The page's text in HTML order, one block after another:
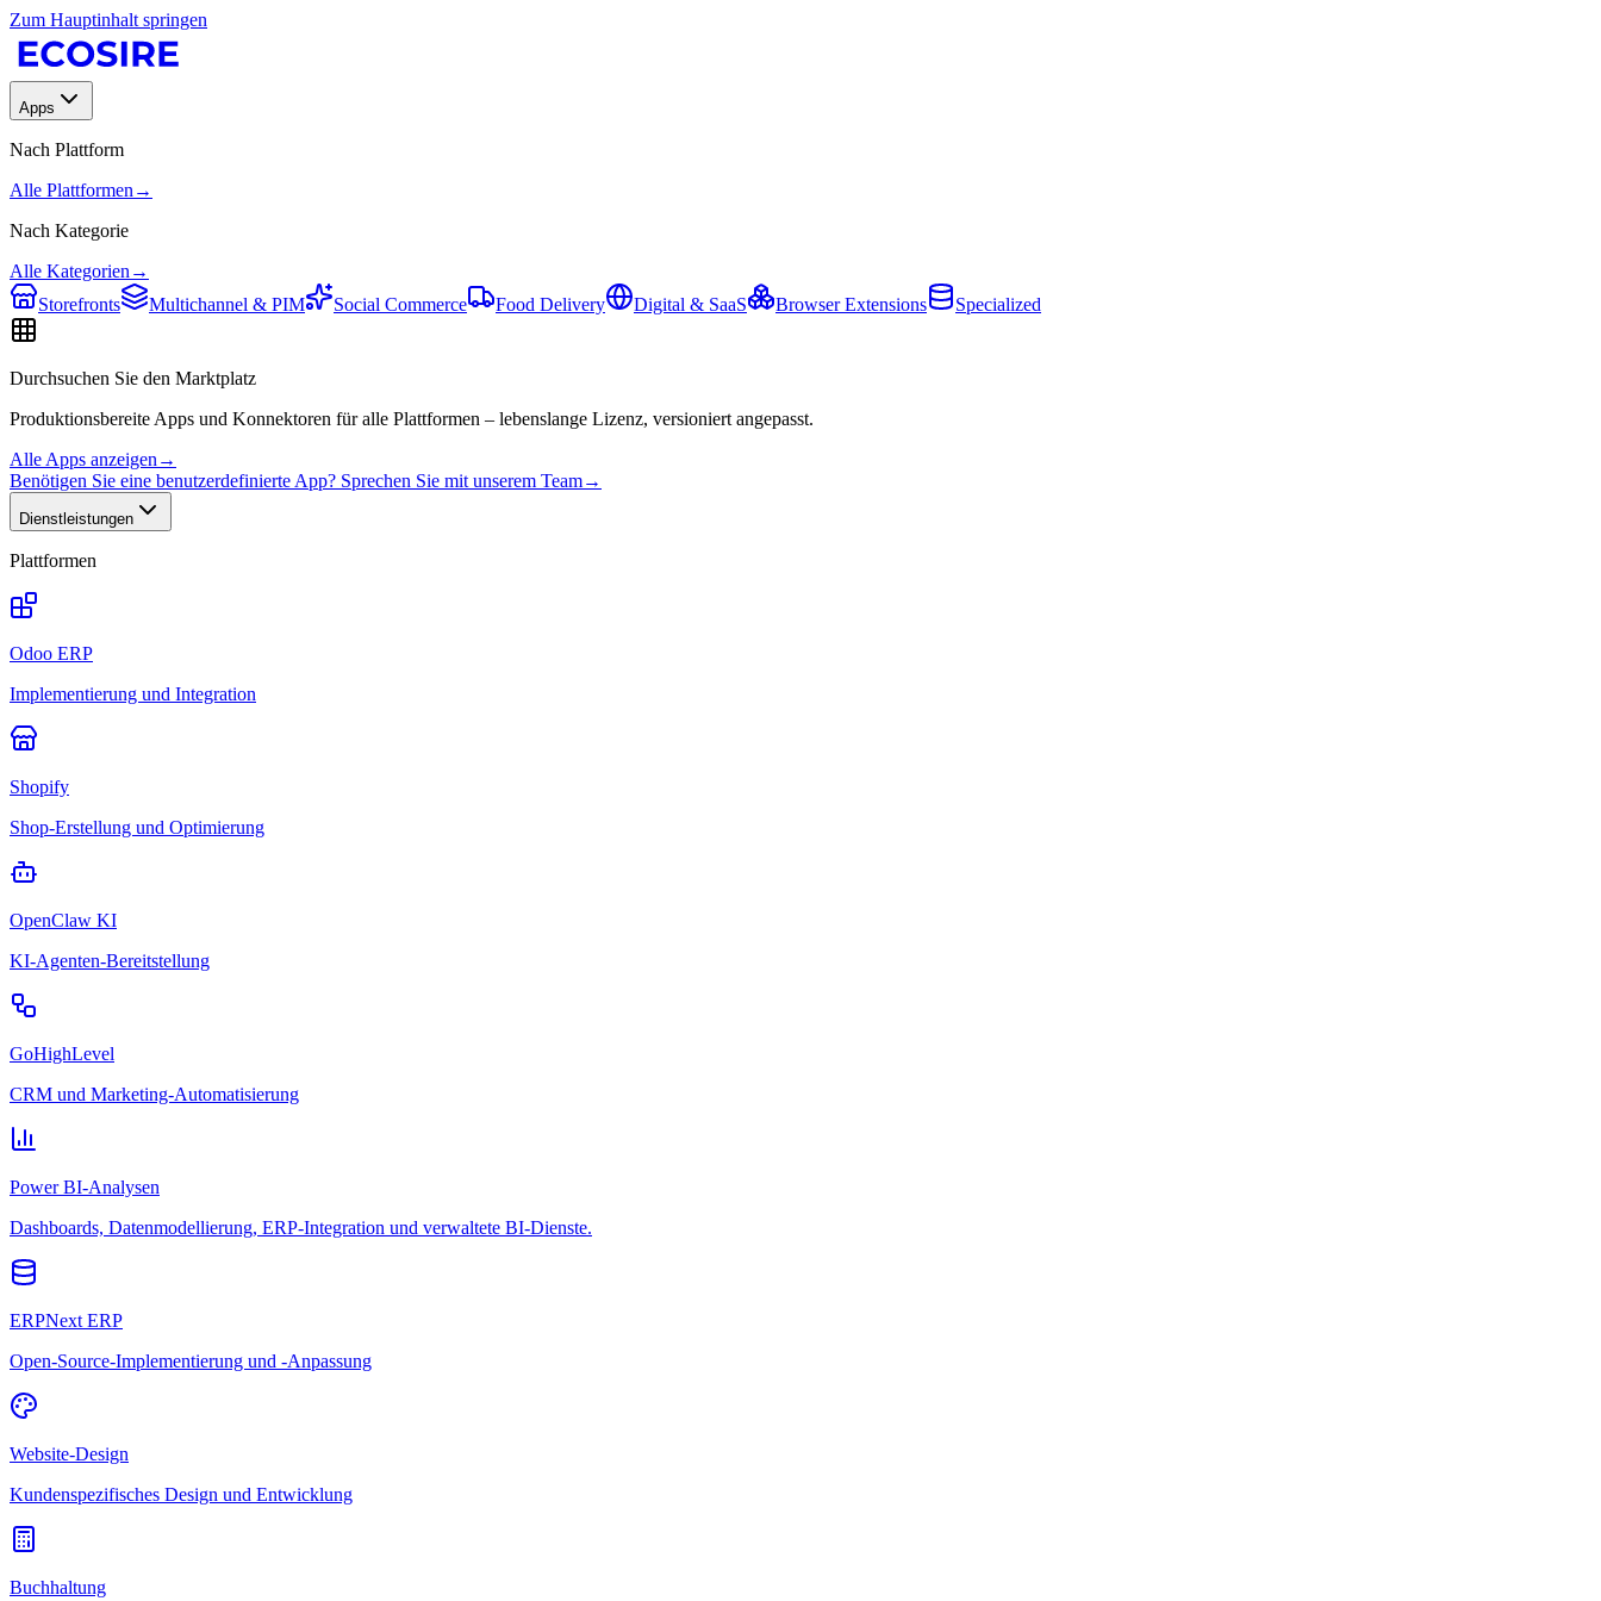
Zum Hauptinhalt springen
Apps
Nach Plattform
Alle Plattformen →
Nach Kategorie
Alle Kategorien →
Storefronts
Multichannel & PIM Social Commerce Food Delivery Digital & SaaS Browser Extensions Specialized
Durchsuchen Sie den Marktplatz
Produktionsbereite Apps und Konnektoren für alle Plattformen – lebenslange Lizenz, versioniert angepasst.
Alle Apps anzeigen →
Benötigen Sie eine benutzerdefinierte App? Sprechen Sie mit unserem Team→
Dienstleistungen
Plattformen
Odoo ERP
Implementierung und Integration
Shopify
Shop-Erstellung und Optimierung
OpenClaw KI
KI-Agenten-Bereitstellung
GoHighLevel
CRM und Marketing-Automatisierung
Power BI-Analysen
Dashboards, Datenmodellierung, ERP-Integration und verwaltete BI-Dienste.
ERPNext ERP
Open-Source-Implementierung und -Anpassung
Website-Design
Kundenspezifisches Design und Entwicklung
Buchhaltung